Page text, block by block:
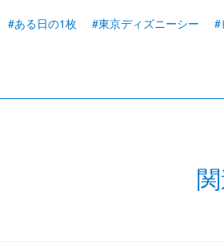
#ある日の1枚 #東京ディズニーシー #